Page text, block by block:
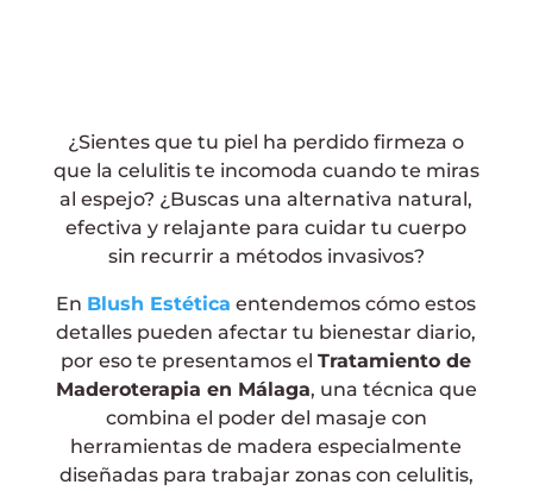
¿Sientes que tu piel ha perdido firmeza o
que la celulitis te incomoda cuando te miras
al espejo? ¿Buscas una alternativa natural,
efectiva y relajante para cuidar tu cuerpo
sin recurrir a métodos invasivos?
En Blush Estética entendemos cómo estos
detalles pueden afectar tu bienestar diario,
por eso te presentamos elTratamiento de
Maderoterapia en Málaga, una técnica que
combina el poder del masaje con
herramientas de madera especialmente
diseñadas para trabajar zonas con celulitis,